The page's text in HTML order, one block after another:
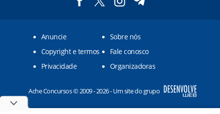
Anuncie
Sobre nós
Copyright e termos
Fale conosco
Privacidade
Organizadoras
Ache Concursos © 2009 - 2026 - Um site do grupo